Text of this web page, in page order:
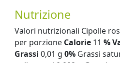
Nutrizione
Valori nutrizionali Cipolle
per porzione Calorie 11 %
Grassi 0,01 g 0% Grassi